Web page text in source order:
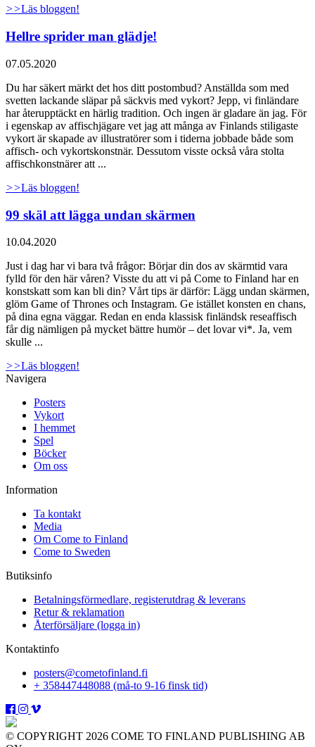
>>Läs bloggen!
Hellre sprider man glädje!
07.05.2020
Du har säkert märkt det hos ditt postombud? Anställda som med
svetten lackande släpar på säckvis med vykort? Jepp, vi finländare
har återupptäckt en härlig tradition. Och ingen är gladare än jag. För
i egenskap av affischjägare vet jag att många av Finlands stiligaste
vykort är skapade av illustratörer som i tiderna jobbade både som
affisch- och vykortskonstnär. Dessutom visste också våra stolta
affischkonstnärer att ...
>>Läs bloggen!
99 skäl att lägga undan skärmen
10.04.2020
Just i dag har vi bara två frågor: Börjar din dos av skärmtid vara
fylld för den här våren? Visste du att vi på Come to Finland har en
konstskatt som kan bli din? Vårt tips är därför: Lägg undan skärmen,
glöm Game of Thrones och Instagram. Ge istället konsten en chans,
på dina egna väggar. Redan en enda klassisk finländsk reseaffisch
får dig nämligen på mycket bättre humör – det lovar vi*. Ja, vem
skulle ...
>>Läs bloggen!
Navigera
Posters
Vykort
I hemmet
Spel
Böcker
Om oss
Information
Ta kontakt
Media
Om Come to Finland
Come to Sweden
Butiksinfo
Betalningsförmedlare, registerutdrag & leverans
Retur & reklamation
Återförsäljare (logga in)
Kontaktinfo
posters@cometofinland.fi
+ 358447448088 (må-to 9-16 finsk tid)
© COPYRIGHT 2026 COME TO FINLAND PUBLISHING AB